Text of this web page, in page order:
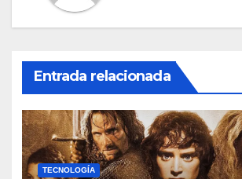
Entrada relacionada
TECNOLOGÍA